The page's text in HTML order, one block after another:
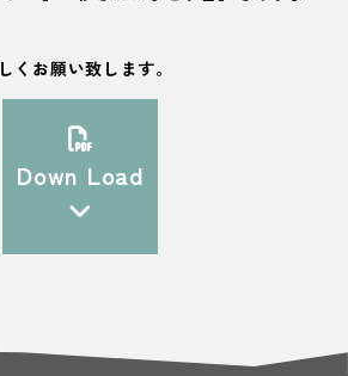
くお願い致します。
Down Load